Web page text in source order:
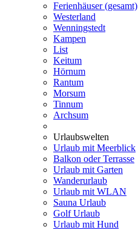
Ferienhäuser (gesamt)
Westerland
Wenningstedt
Kampen
List
Keitum
Hörnum
Rantum
Morsum
Tinnum
Archsum
Urlaubswelten
Urlaub mit Meerblick
Balkon oder Terrasse
Urlaub mit Garten
Wanderurlaub
Urlaub mit WLAN
Sauna Urlaub
Golf Urlaub
Urlaub mit Hund